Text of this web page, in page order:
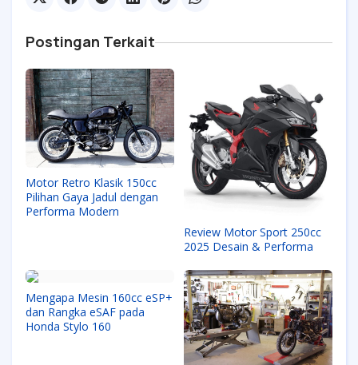
Postingan Terkait
Motor Retro Klasik 150cc
Pilihan Gaya Jadul dengan
Performa Modern
Review Motor Sport 250cc
2025 Desain & Performa
Mengapa Mesin 160cc eSP+
dan Rangka eSAF pada
Honda Stylo 160